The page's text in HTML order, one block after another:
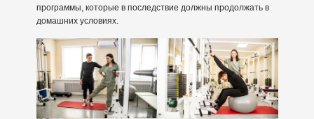
программы, которые в последствие должны продолжать в
домашних условиях.